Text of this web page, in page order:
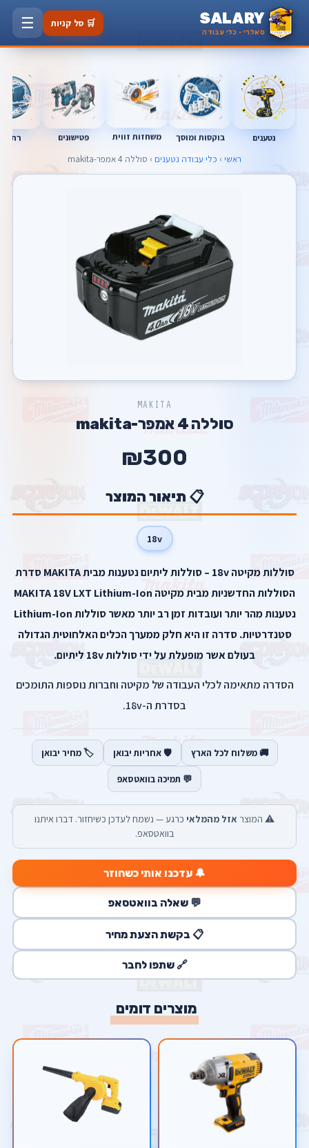
SALARY
סאלרי · כלי עבודה
🛒 סל קניות ☰
נטענים בוקסות ומוסך משחזות זווית פטישונים
ראשי › כלי עבודה נטענים › סוללה 4 אמפר-makita
MAKITA
סוללה 4 אמפר-makita
₪300
📋 תיאור המוצר
18v
סוללות מקיטה 18v – סוללות ליתיום נטענות מבית MAKITA סדרת
הסוללות החדשניות מבית מקיטה MAKITA 18V LXT Lithium-Ion
נטענות מהר יותר ועובדות זמן רב יותר מאשר סוללות Lithium-Ion
סטנדרטיות. סדרה זו היא חלק ממערך הכלים האלחוטית הגדולה
בעולם אשר מופעלת על ידי סוללות 18v ליתיום.
הסדרה מתאימה לכלי העבודה של מקיטה וחברות נוספות התומכים
בסדרת ה-18v.
🚚 משלוח לכל הארץ 🛡️ אחריות יבואן 🏷️ מחיר יבואן
💬 תמיכה בוואטסאפ
⚠️ המוצר אזל מהמלאי כרגע — נשמח לעדכן כשיחזור. דברו איתנו
בוואטסאפ.
🔔 עדכנו אותי כשחוזר
💬 שאלה בוואטסאפ
📋 בקשת הצעת מחיר
🔗 שתפו לחבר
מוצרים דומים